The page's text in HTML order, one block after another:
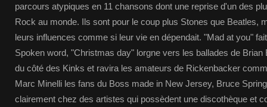
parcours atypiques en 11 chansons dont une reprise d'un des
Rock au monde. Ils sont pour le coup plus Stones que Beatles,
leurs influences comme si leur vie en dépendait. "Mad at you"
Spoken word, "Christmas day" lorgne vers les ballades de
du côté des Kinks et ravira les amateurs de Rickenbacker
Marc Minelli les fans du Boss made in New Jersey, Bruce
clairement chez des artistes qui possèdent une discothèque et